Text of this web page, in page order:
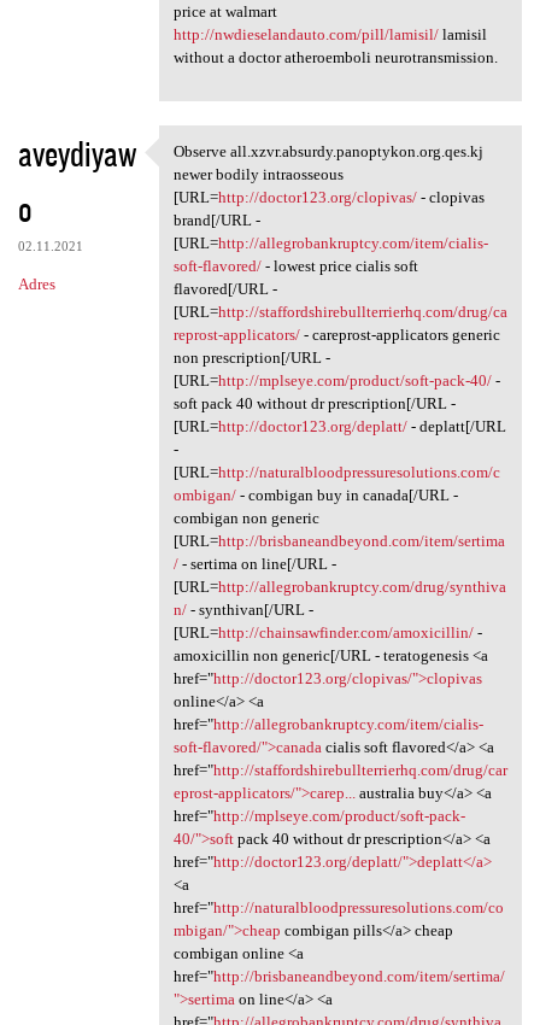
price at walmart
http://nwdieselandauto.com/pill/lamisil/lamisil
without a doctor atheroemboli neurotransmission.
aveydiyaw
o
02.11.2021
Adres
Observe all.xzvr.absurdy
Observe all.xzvr.absurdy.panoptykon.org.qes.kj
newer bodily intraosseous
[URL=http://doctor123.org/clopivas/- clopivas
brand[/URL -
[URL=http://allegrobankruptcy.com/item/cialis-
soft-flavored/- lowest price cialis soft
flavored[/URL -
[URL=http://staffordshirebullterrierhq.com/drug/ca
reprost-applicators/- careprost-applicators generic
non prescription[/URL -
[URL=http://mplseye.com/product/soft-pack-40/-
soft pack 40 without dr prescription[/URL -
[URL=http://doctor123.org/deplatt/- deplatt[/URL
-
[URL=http://naturalbloodpressuresolutions.com/c
ombigan/- combigan buy in canada[/URL -
combigan non generic
[URL=http://brisbaneandbeyond.com/item/sertima
/- sertima on line[/URL -
[URL=http://allegrobankruptcy.com/drug/synthiva
n/- synthivan[/URL -
[URL=http://chainsawfinder.com/amoxicillin/-
amoxicillin non generic[/URL - teratogenesis <a
href="http://doctor123.org/clopivas/">clopivas
online</a> <a
href="http://allegrobankruptcy.com/item/cialis-
soft-flavored/">canadacialis soft flavored</a> <a
href="http://staffordshirebullterrierhq.com/drug/car
eprost-applicators/">carep...australia buy</a> <a
href="http://mplseye.com/product/soft-pack-
40/">softpack 40 without dr prescription</a> <a
href="http://doctor123.org/deplatt/">deplatt</a>
<a
href="http://naturalbloodpressuresolutions.com/co
mbigan/">cheap combigan pills</a> cheap
combigan online <a
href="http://brisbaneandbeyond.com/item/sertima/
">sertimaon line</a> <a